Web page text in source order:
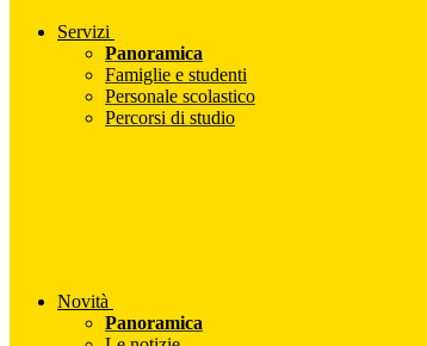
Servizi
Panoramica
Famiglie e studenti
Personale scolastico
Percorsi di studio
Novità
Panoramica